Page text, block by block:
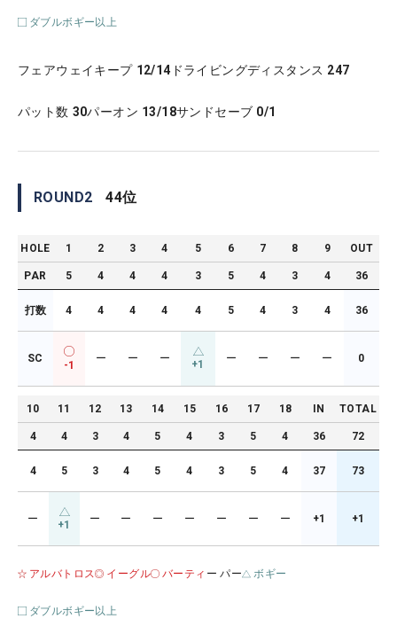
ダブルボギー以上
フェアウェイキープ 12/14 ドライビングディスタンス 247
パット数 30パーオン 13/18サンドセーブ 0/1
ROUND2 44位
HOLE 1 2 3 4 5 6 7 8 9 OUT
PAR 5 4 4 4 3 5 4 3 4 36
打数 4 4 4 4 4 5 4 3 4 36
SC
-1
ー ー ー +1 ー ー ー ー 0
10 11 12 13 14 15 16 17 18 IN TOTAL
4 4 3 4 5 4 3 5 4 36 72
4 5 3 4 5 4 3 5 4 37 73
ー +1 ー ー ー ー ー ー ー +1 +1
アルバトロス イーグル バーティ ー パー ボギー
ダブルボギー以上